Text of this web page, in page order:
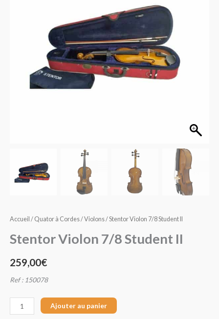
Accueil / Quator à Cordes/Violons/ Stentor Violon 7/8 Student II
Stentor Violon 7/8 Student II
259,00€
Ref : 150078
Ajouter au panier